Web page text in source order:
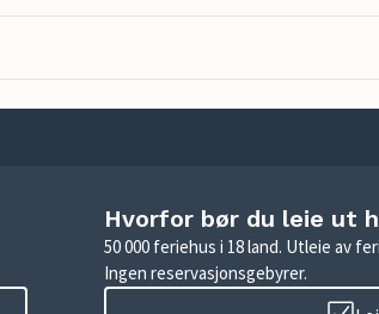
Hvorfor bør du leie ut
50 000 feriehus i 18 land. Utleie av
Ingen reservasjonsgebyrer.